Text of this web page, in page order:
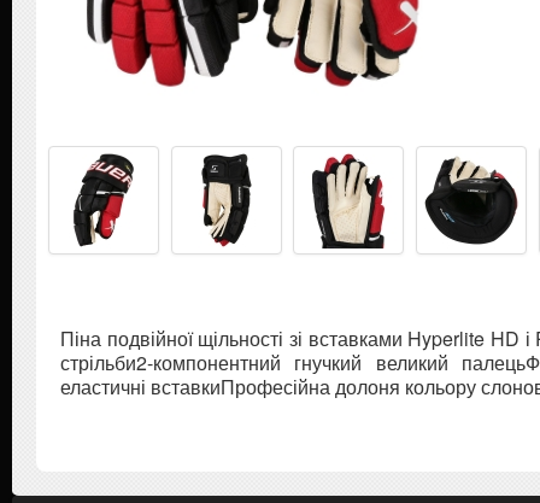
Піна подвійної щільності зі вставками Hyperlite HD
стрільби2-компонентний гнучкий великий
еластичні вставкиПрофесійна долоня кольору